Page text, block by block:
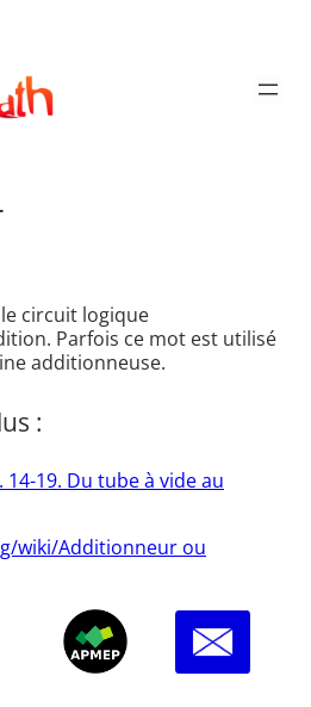
circuit logique
Parfois ce mot est utilisé
additionneuse.
:
14-19. Du tube à vide au
wiki/Additionneur ou